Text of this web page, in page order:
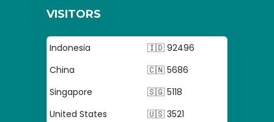
VISITORS
Indonesia
🇮🇩 92496
China
🇨🇳 5686
Singapore
🇸🇬 5118
United States
🇺🇸 3521